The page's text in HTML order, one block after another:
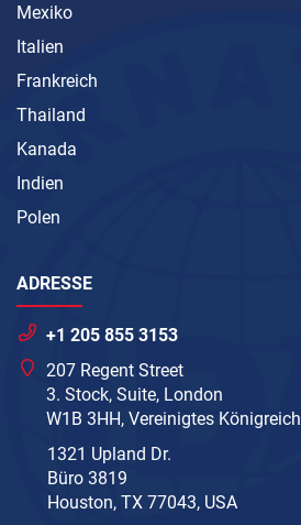
Mexiko
Italien
Frankreich
Thailand
Kanada
Indien
Polen
ADRESSE
+1 205 855 3153
207 Regent Street
3. Stock, Suite, London
W1B 3HH, Vereinigtes Königreich
1321 Upland Dr.
Büro 3819
Houston, TX 77043, USA